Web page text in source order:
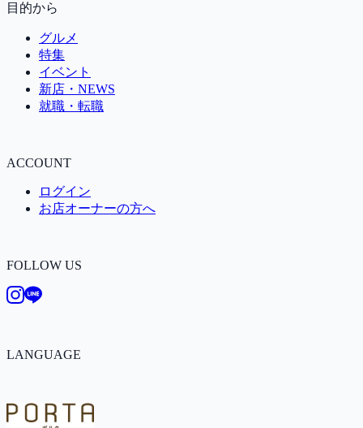
目的から
グルメ
特集
イベント
新店・NEWS
就職・転職
ACCOUNT
ログイン
お店オーナーの方へ
FOLLOW US
LANGUAGE